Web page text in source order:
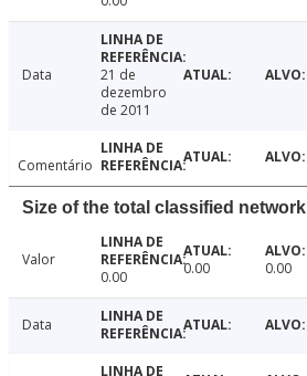
Data
21 de
dezembro
de 2011
Comentário
Size of the total classified network
Valor
0.00
0.00 0.00
Data